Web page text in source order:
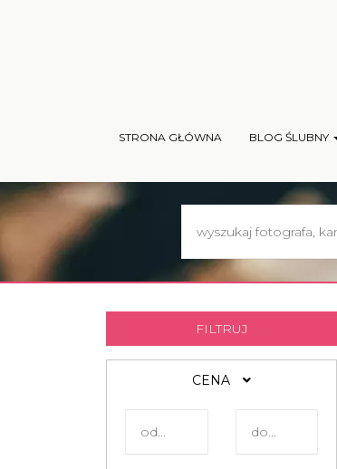
STRONA GŁÓWNA BLOG ŚLUBNY
FILTRUJ
CENA